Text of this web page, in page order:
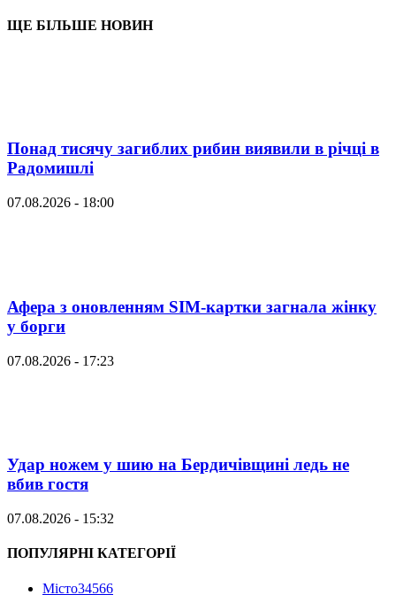
ЩЕ БІЛЬШЕ НОВИН
Понад тисячу загиблих рибин виявили в річці в
Радомишлі
07.08.2026 - 18:00
Афера з оновленням SIM-картки загнала жінку
у борги
07.08.2026 - 17:23
Удар ножем у шию на Бердичівщині ледь не
вбив гостя
07.08.2026 - 15:32
ПОПУЛЯРНІ КАТЕГОРІЇ
Місто34566